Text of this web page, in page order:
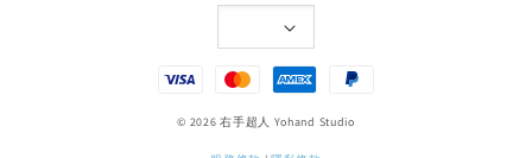
© 2026 右手超人 Yohand Studio